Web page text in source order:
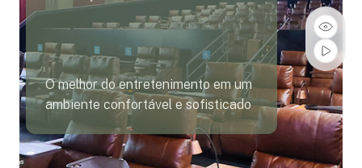
O melhor do entretenimento em um
ambiente confortável e sofisticado